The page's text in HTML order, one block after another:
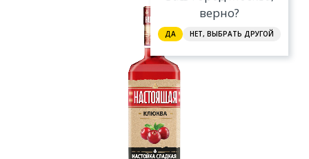
верно?
ДА НЕТ, ВЫБРАТЬ ДРУГОЙ